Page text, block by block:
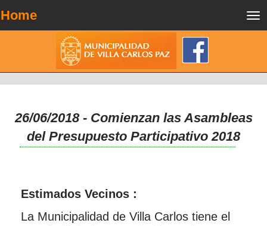
Home
26/06/2018 - Comienzan las Asambleas
del Presupuesto Participativo 2018
Estimados Vecinos :
La Municipalidad de Villa Carlos tiene el